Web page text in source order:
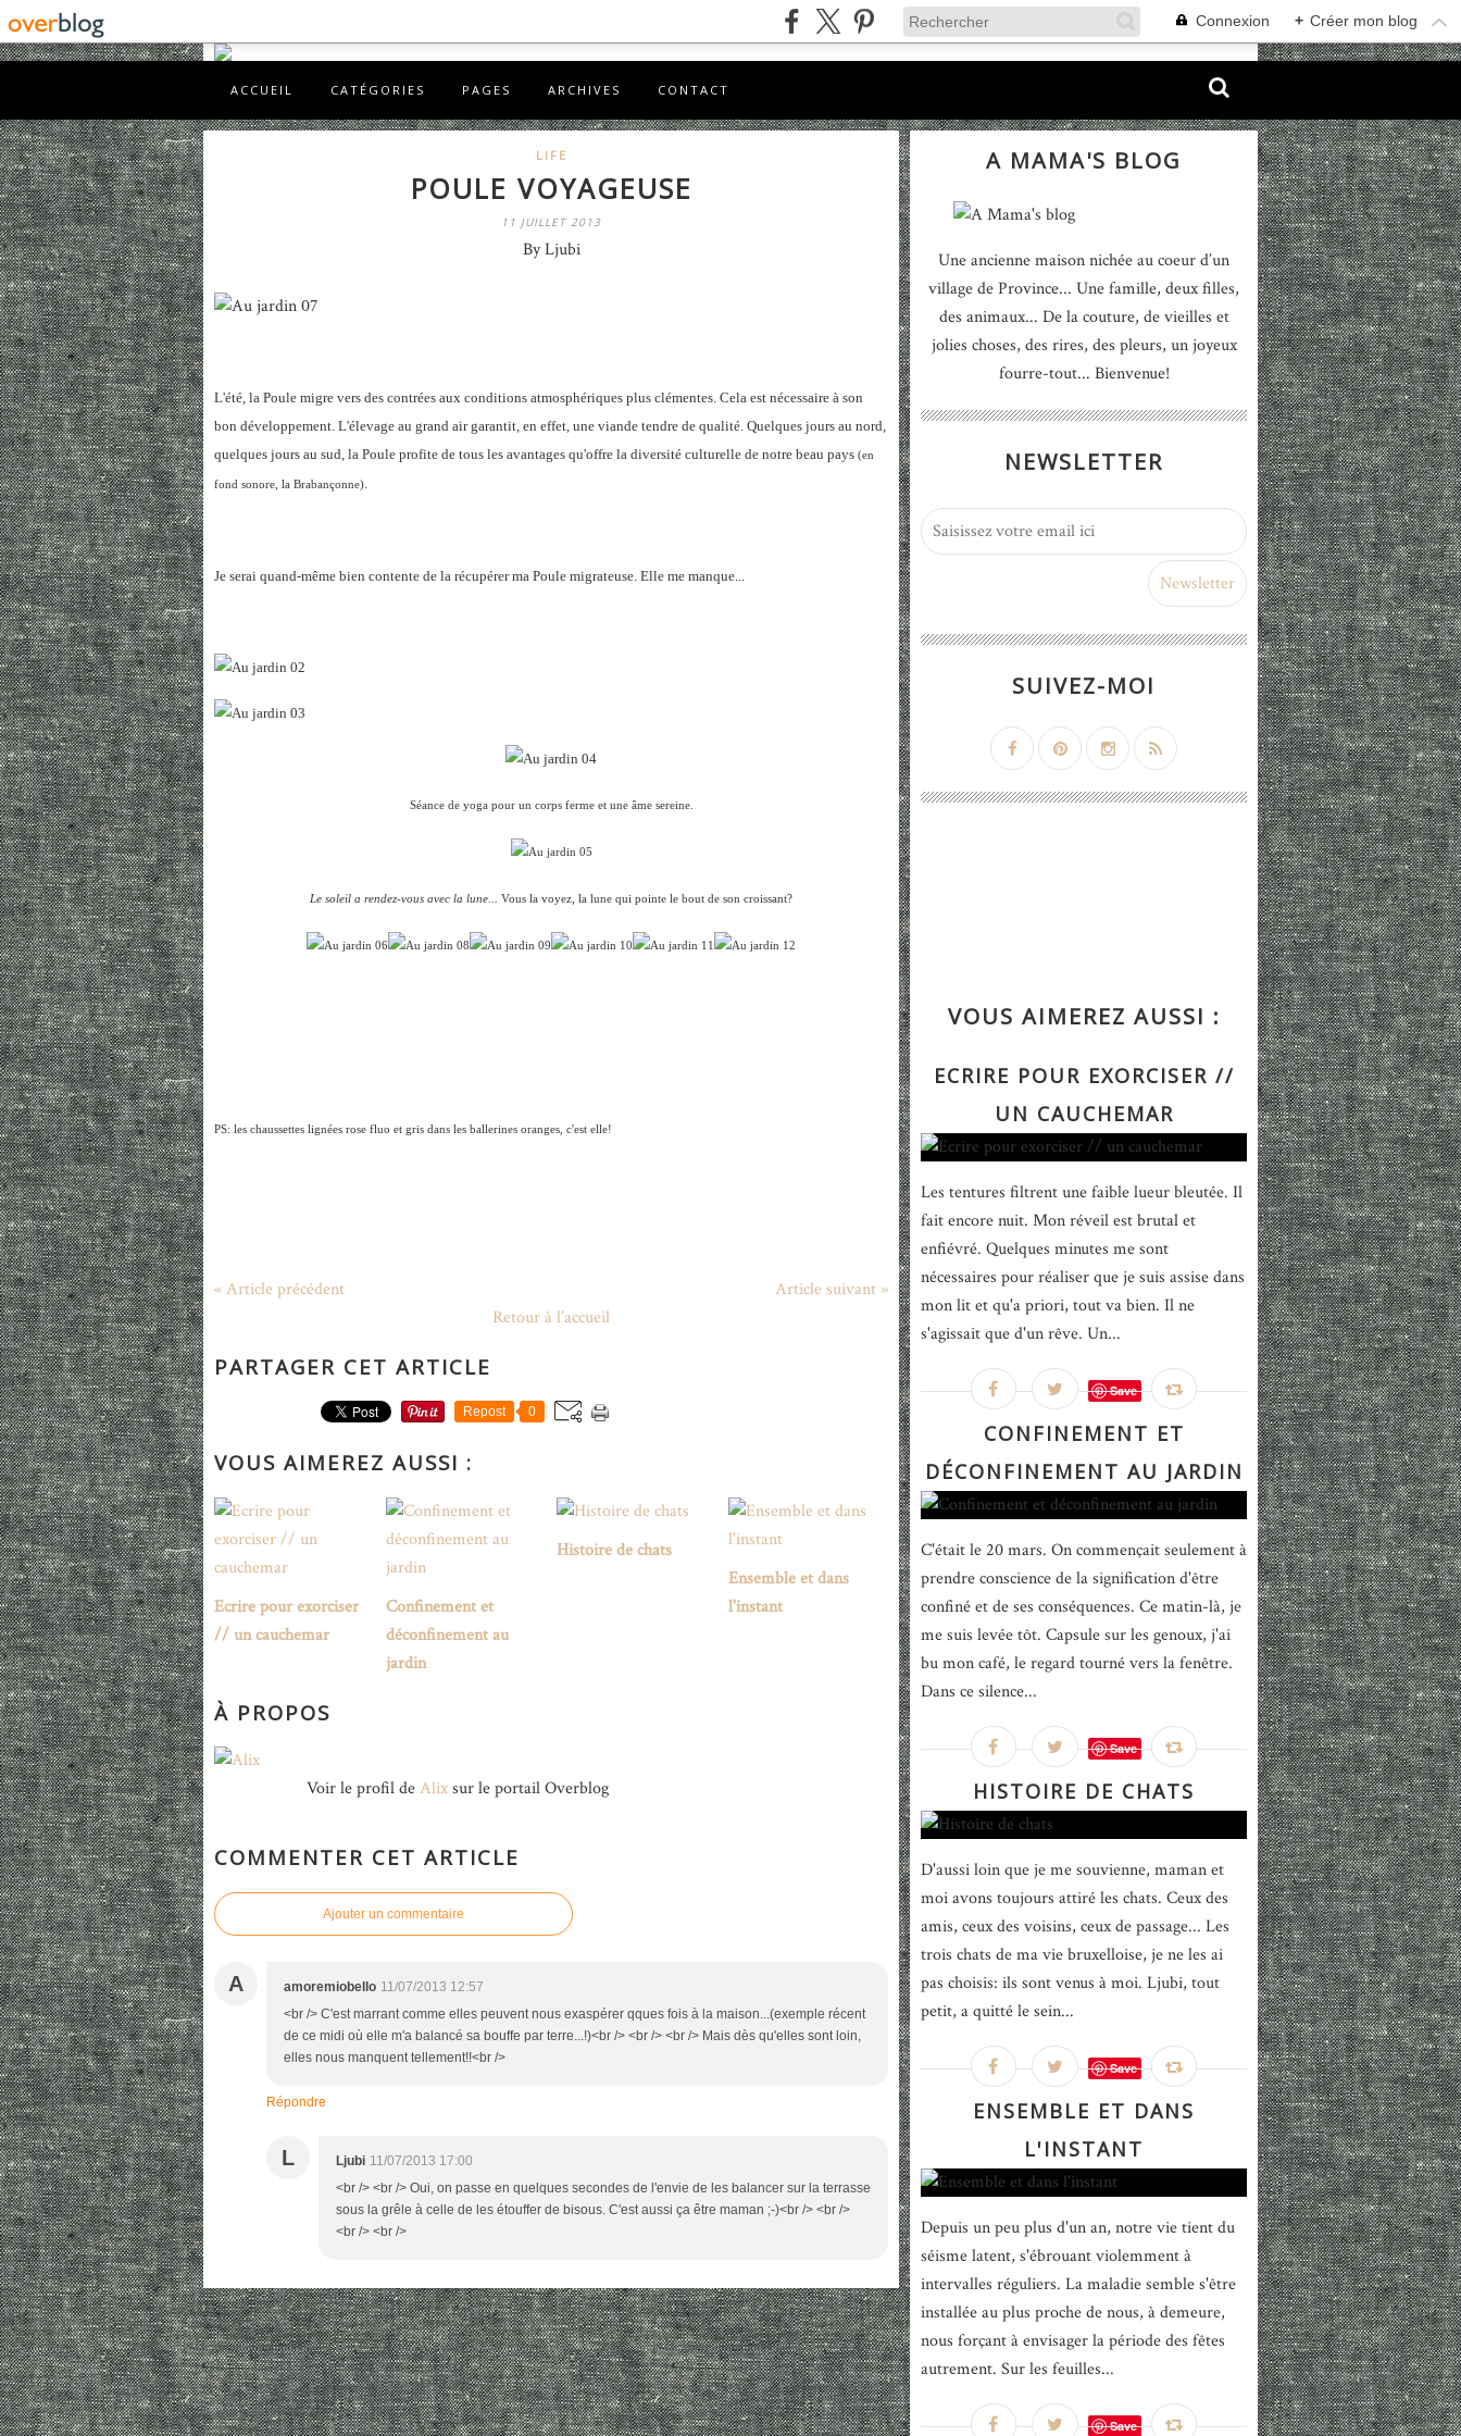
Connexion + Créer mon blog
ACCUEIL CATÉGORIES PAGES ARCHIVES CONTACT
LIFE
POULE VOYAGEUSE
11 JUILLET 2013
By Ljubi
L'été, la Poule migre vers des contrées aux conditions atmosphériques plus clémentes. Cela est nécessaire à son
bon développement. L'élevage au grand air garantit, en effet, une viande tendre de qualité. Quelques jours au nord,
quelques jours au sud, la Poule profite de tous les avantages qu'offre la diversité culturelle de notre beau pays (en
fond sonore, la Brabançonne).
Je serai quand-même bien contente de la récupérer ma Poule migrateuse. Elle me manque...
Séance de yoga pour un corps ferme et une âme sereine.
Le soleil a rendez-vous avec la lune... Vous la voyez, la lune qui pointe le bout de son croissant?
PS: les chaussettes lignées rose fluo et gris dans les ballerines oranges, c'est elle!
« Article précédent
Article suivant »
Retour à l'accueil
PARTAGER CET ARTICLE
Repost 0
VOUS AIMEREZ AUSSI :
Ecrire pour exorciser
// un cauchemar
Confinement et
déconfinement au
jardin
Histoire de chats
Ensemble et dans
l'instant
À PROPOS
Voir le profil deAlixsur le portail Overblog
COMMENTER CET ARTICLE
Ajouter un commentaire
A amoremiobello 11/07/2013 12:57
<br /> C'est marrant comme elles peuvent nous exaspérer qques fois à la maison...(exemple récent
de ce midi où elle m'a balancé sa bouffe par terre...!)<br /> <br /> <br /> Mais dès qu'elles sont loin,
elles nous manquent tellement!!<br />
Répondre
L Ljubi 11/07/2013 17:00
<br /> <br /> Oui, on passe en quelques secondes de l'envie de les balancer sur la terrasse
sous la grêle à celle de les étouffer de bisous. C'est aussi ça être maman ;-)<br /> <br />
<br /> <br />
A MAMA'S BLOG
Une ancienne maison nichée au coeur d’un
village de Province... Une famille, deux filles,
des animaux... De la couture, de vieilles et
jolies choses, des rires, des pleurs, un joyeux
fourre-tout... Bienvenue!
NEWSLETTER
SUIVEZ-MOI
VOUS AIMEREZ AUSSI :
ECRIRE POUR EXORCISER //
UN CAUCHEMAR
Les tentures filtrent une faible lueur bleutée. Il
fait encore nuit. Mon réveil est brutal et
enfiévré. Quelques minutes me sont
nécessaires pour réaliser que je suis assise dans
mon lit et qu'a priori, tout va bien. Il ne
s'agissait que d'un rêve. Un...
Save
CONFINEMENT ET
DÉCONFINEMENT AU JARDIN
C'était le 20 mars. On commençait seulement à
prendre conscience de la signification d'être
confiné et de ses conséquences. Ce matin-là, je
me suis levée tôt. Capsule sur les genoux, j'ai
bu mon café, le regard tourné vers la fenêtre.
Dans ce silence...
Save
HISTOIRE DE CHATS
D'aussi loin que je me souvienne, maman et
moi avons toujours attiré les chats. Ceux des
amis, ceux des voisins, ceux de passage... Les
trois chats de ma vie bruxelloise, je ne les ai
pas choisis: ils sont venus à moi. Ljubi, tout
petit, a quitté le sein...
Save
ENSEMBLE ET DANS
L'INSTANT
Depuis un peu plus d'un an, notre vie tient du
séisme latent, s'ébrouant violemment à
intervalles réguliers. La maladie semble s'être
installée au plus proche de nous, à demeure,
nous forçant à envisager la période des fêtes
autrement. Sur les feuilles...
Save